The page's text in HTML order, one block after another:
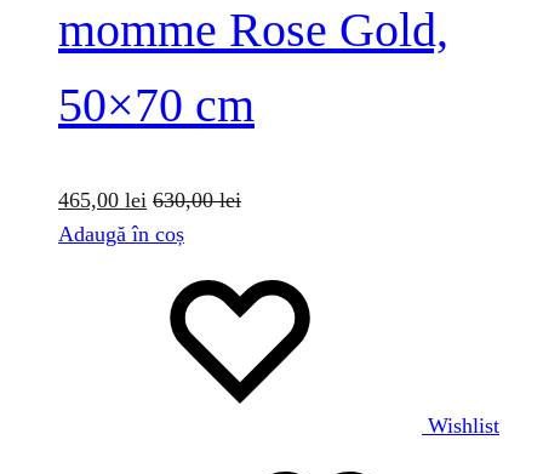
momme Rose Gold,
50×70 cm
465,00 lei 630,00lei
Adaugă în coș
Wishlist